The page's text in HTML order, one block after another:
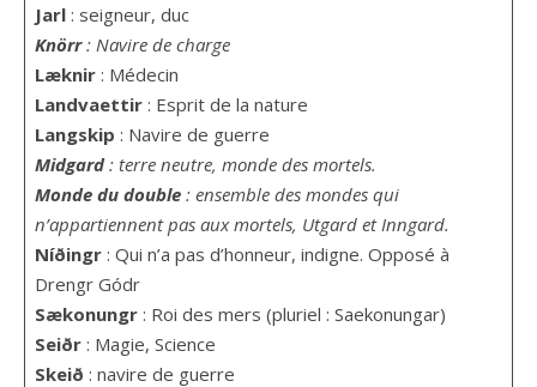
Jarl: seigneur, duc
Knörr: Navire de charge
Læknir : Médecin
Landvaettir : Esprit de la nature
Langskip : Navire de guerre
Midgard: terre neutre, monde des mortels.
Monde du double: ensemble des mondes qui
n’appartiennent pas aux mortels, Utgard et Inngard.
Níðingr : Qui n’a pas d’honneur, indigne. Opposé à
Drengr Gódr
Sækonungr: Roi des mers (pluriel : Saekonungar)
Seiðr: Magie, Science
Skeið : navire de guerre